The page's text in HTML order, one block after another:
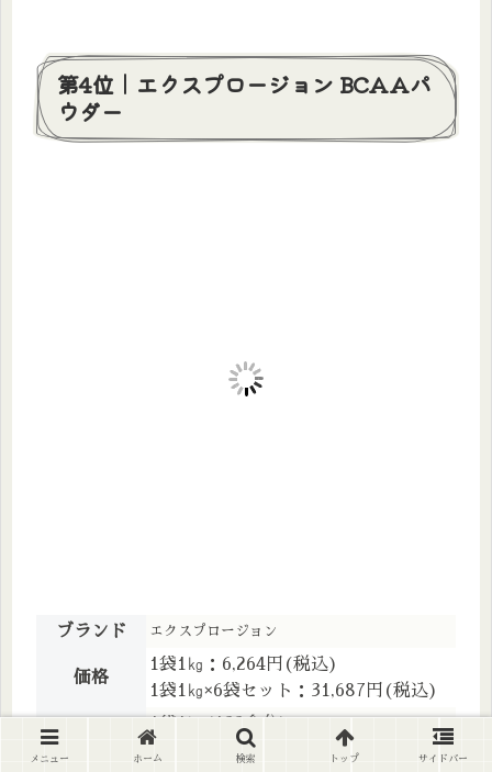
第4位｜エクスプロージョン BCAAパ
ウダー
ブランド エクスプロージョン
価格
1袋1㎏：6,264円(税込)
1袋1㎏×6袋セット：31,687円(税込)
1袋1㎏×6袋セット(800食分)
メニュー ホーム 検索 トップ サイドバー